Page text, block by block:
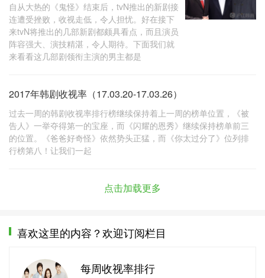
自从大热的《鬼怪》结束后，tvN推出的新剧接
连遭受挫败，收视走低，令人担忧。好在接下
来tvN将推出的几部新剧都颇具看点，而且演员
阵容强大、演技精湛，令人期待。下面我们就
来看看这几部剧领衔主演的男主都是
2017年韩剧收视率（17.03.20-17.03.26）
过去一周的韩剧收视率排行榜继续保持着上一周的榜单位置，《被
告人》一举夺得第一的宝座，而《闪耀的恩秀》继续保持榜单前三
的位置。《爸爸好奇怪》依然势头正猛，而《你太过分了》位列排
行榜第八！让我们一起
点击加载更多
喜欢这里的内容？欢迎订阅栏目
每周收视率排行